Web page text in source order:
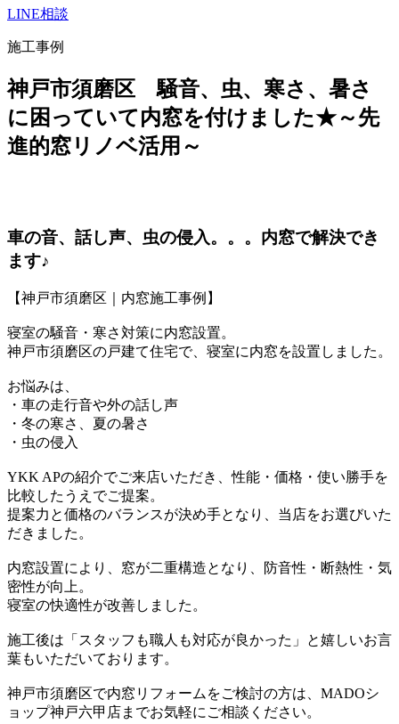
LINE相談
施工事例
神戸市須磨区 騒音、虫、寒さ、暑さ
に困っていて内窓を付けました★～先
進的窓リノベ活用～
車の音、話し声、虫の侵入。。。内窓で解決でき
ます♪
【神戸市須磨区｜内窓施工事例】
寝室の騒音・寒さ対策に内窓設置。
神戸市須磨区の戸建て住宅で、寝室に内窓を設置しました。
お悩みは、
・車の走行音や外の話し声
・冬の寒さ、夏の暑さ
・虫の侵入
YKK APの紹介でご来店いただき、性能・価格・使い勝手を
比較したうえでご提案。
提案力と価格のバランスが決め手となり、当店をお選びいた
だきました。
内窓設置により、窓が二重構造となり、防音性・断熱性・気
密性が向上。
寝室の快適性が改善しました。
施工後は「スタッフも職人も対応が良かった」と嬉しいお言
葉もいただいております。
神戸市須磨区で内窓リフォームをご検討の方は、MADOシ
ョップ神戸六甲店までお気軽にご相談ください。